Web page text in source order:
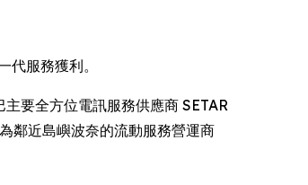
服務獲利。
要全方位電訊服務供應商 SETAR
鄰近島嶼波奈的流動服務營運商